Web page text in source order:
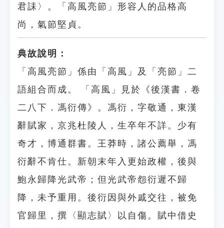
君誄〉。「高風亮節」形容人的品格高
尚，氣節堅貞。
典故說明：
「高風亮節」係由「高風」及「亮節」二
語組合而成。 「高風」見於《後漢書．卷
二八下．馮衍傳》。馮衍，字敬通，東漢
辭賦家，京兆杜陵人，生卒年不詳。少有
奇才，博通群書。王莽時，諸公薦舉，馮
衍辭不肯仕。新朝末年入更始政權，後與
鮑永歸降光武帝；但光武帝怨衍遲不歸
降，未予重用。後衍因與外戚交往，被免
官歸里，撰〈顯志賦〉以自傷。賦中借史